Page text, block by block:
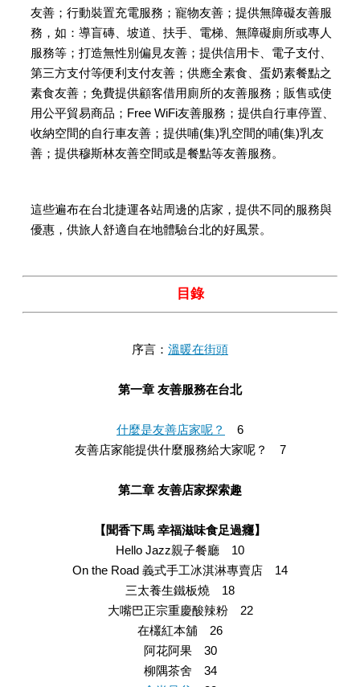
友善；行動裝置充電服務；寵物友善；提供無障礙友善服
務，如：導盲磚、坡道、扶手、電梯、無障礙廁所或專人
服務等；打造無性別偏見友善；提供信用卡、電子支付、
第三方支付等便利支付友善；供應全素食、蛋奶素餐點之
素食友善；免費提供顧客借用廁所的友善服務；販售或使
用公平貿易商品；Free WiFi友善服務；提供自行車停置、
收納空間的自行車友善；提供哺(集)乳空間的哺(集)乳友
善；提供穆斯林友善空間或是餐點等友善服務。
這些遍布在台北捷運各站周邊的店家，提供不同的服務與
優惠，供旅人舒適自在地體驗台北的好風景。
目錄
序言： 溫暖在街頭
第一章 友善服務在台北
什麼是友善店家呢？
6
友善店家能提供什麼服務給大家呢？ 7
第二章 友善店家探索趣
【聞香下馬 幸福滋味食足過癮】
Hello Jazz親子餐廳 10
On the Road 義式手工冰淇淋專賣店 14
三太養生鐵板燒 18
大嘴巴正宗重慶酸辣粉 22
在欉紅本舖 26
阿花阿果 30
柳隅茶舍 34